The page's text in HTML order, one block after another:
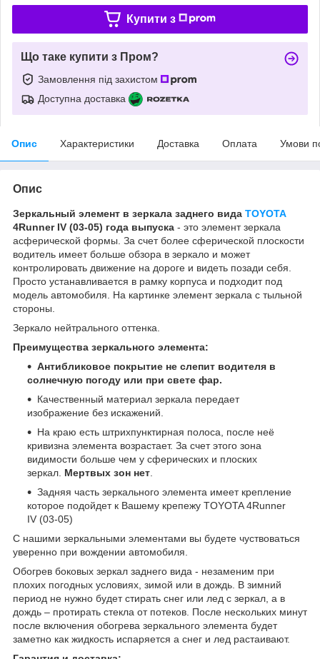
Купити з
Що таке купити з Пром?
Замовлення під захистом
Доступна доставка
Опис Характеристики Доставка Оплата Умови
Опис
Зеркальный элемент в зеркала заднего вида TOYOTA
4Runner IV (03-05) года выпуска - это элемент зеркала
асферической формы. За счет более сферической плоскости
водитель имеет больше обзора в зеркало и может
контролировать движение на дороге и видеть позади себя.
Просто устанавливается в рамку корпуса и подходит под
модель автомобиля. На картинке элемент зеркала с тыльной
стороны.
Зеркало нейтрального оттенка.
Преимущества зеркального элемента:
Антибликовое покрытие не слепит водителя в
солнечную погоду или при свете фар.
Качественный материал зеркала передает
изображение без искажений.
На краю есть штрихпунктирная полоса, после неё
кривизна элемента возрастает. За счет этого зона
видимости больше чем у сферических и плоских
зеркал. Мертвых зон нет
Задняя часть зеркального элемента имеет крепление
которое подойдет к Вашему крепежу TOYOTA 4Runner
IV (03-05)
С нашими зеркальными элементами вы будете чуствоваться
уверенно при вождении автомобиля.
Обогрев боковых зеркал заднего вида - незаменим при
плохих погодных условиях, зимой или в дождь. В зимний
период не нужно будет стирать снег или лед с зеркал, а в
дождь – протирать стекла от потеков. После нескольких минут
после включения обогрева зеркального элемента будет
заметно как жидкость испаряется а снег и лед растаивают.